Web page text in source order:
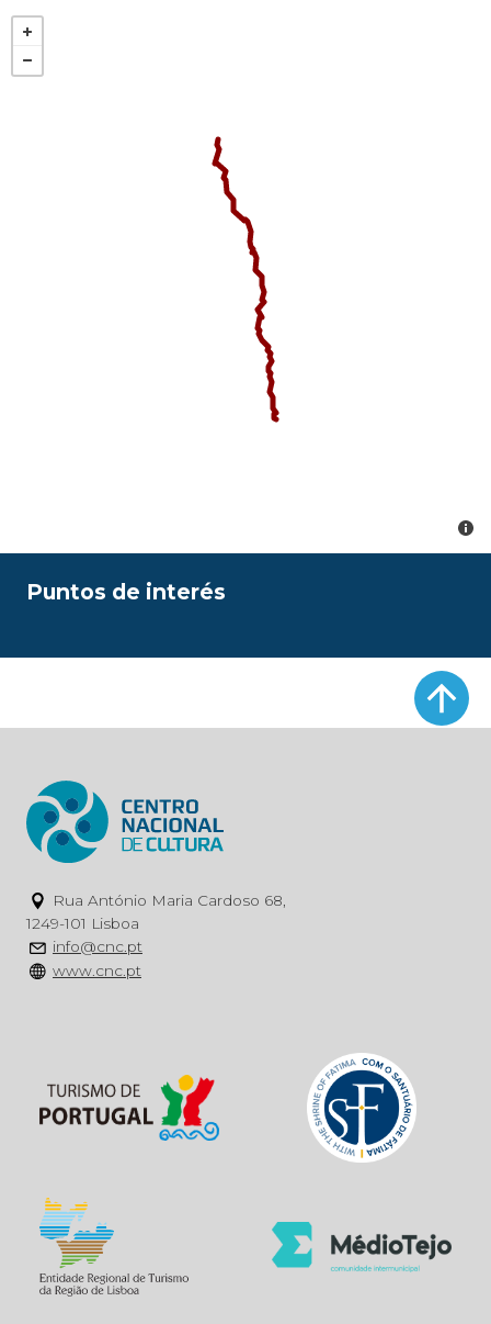
Puntos de interés
Rua António Maria Cardoso 68,
1249-101 Lisboa
info@cnc.pt
www.cnc.pt